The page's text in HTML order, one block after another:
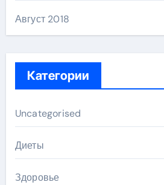
Август 2018
Категории
Uncategorised
Диеты
Здоровье